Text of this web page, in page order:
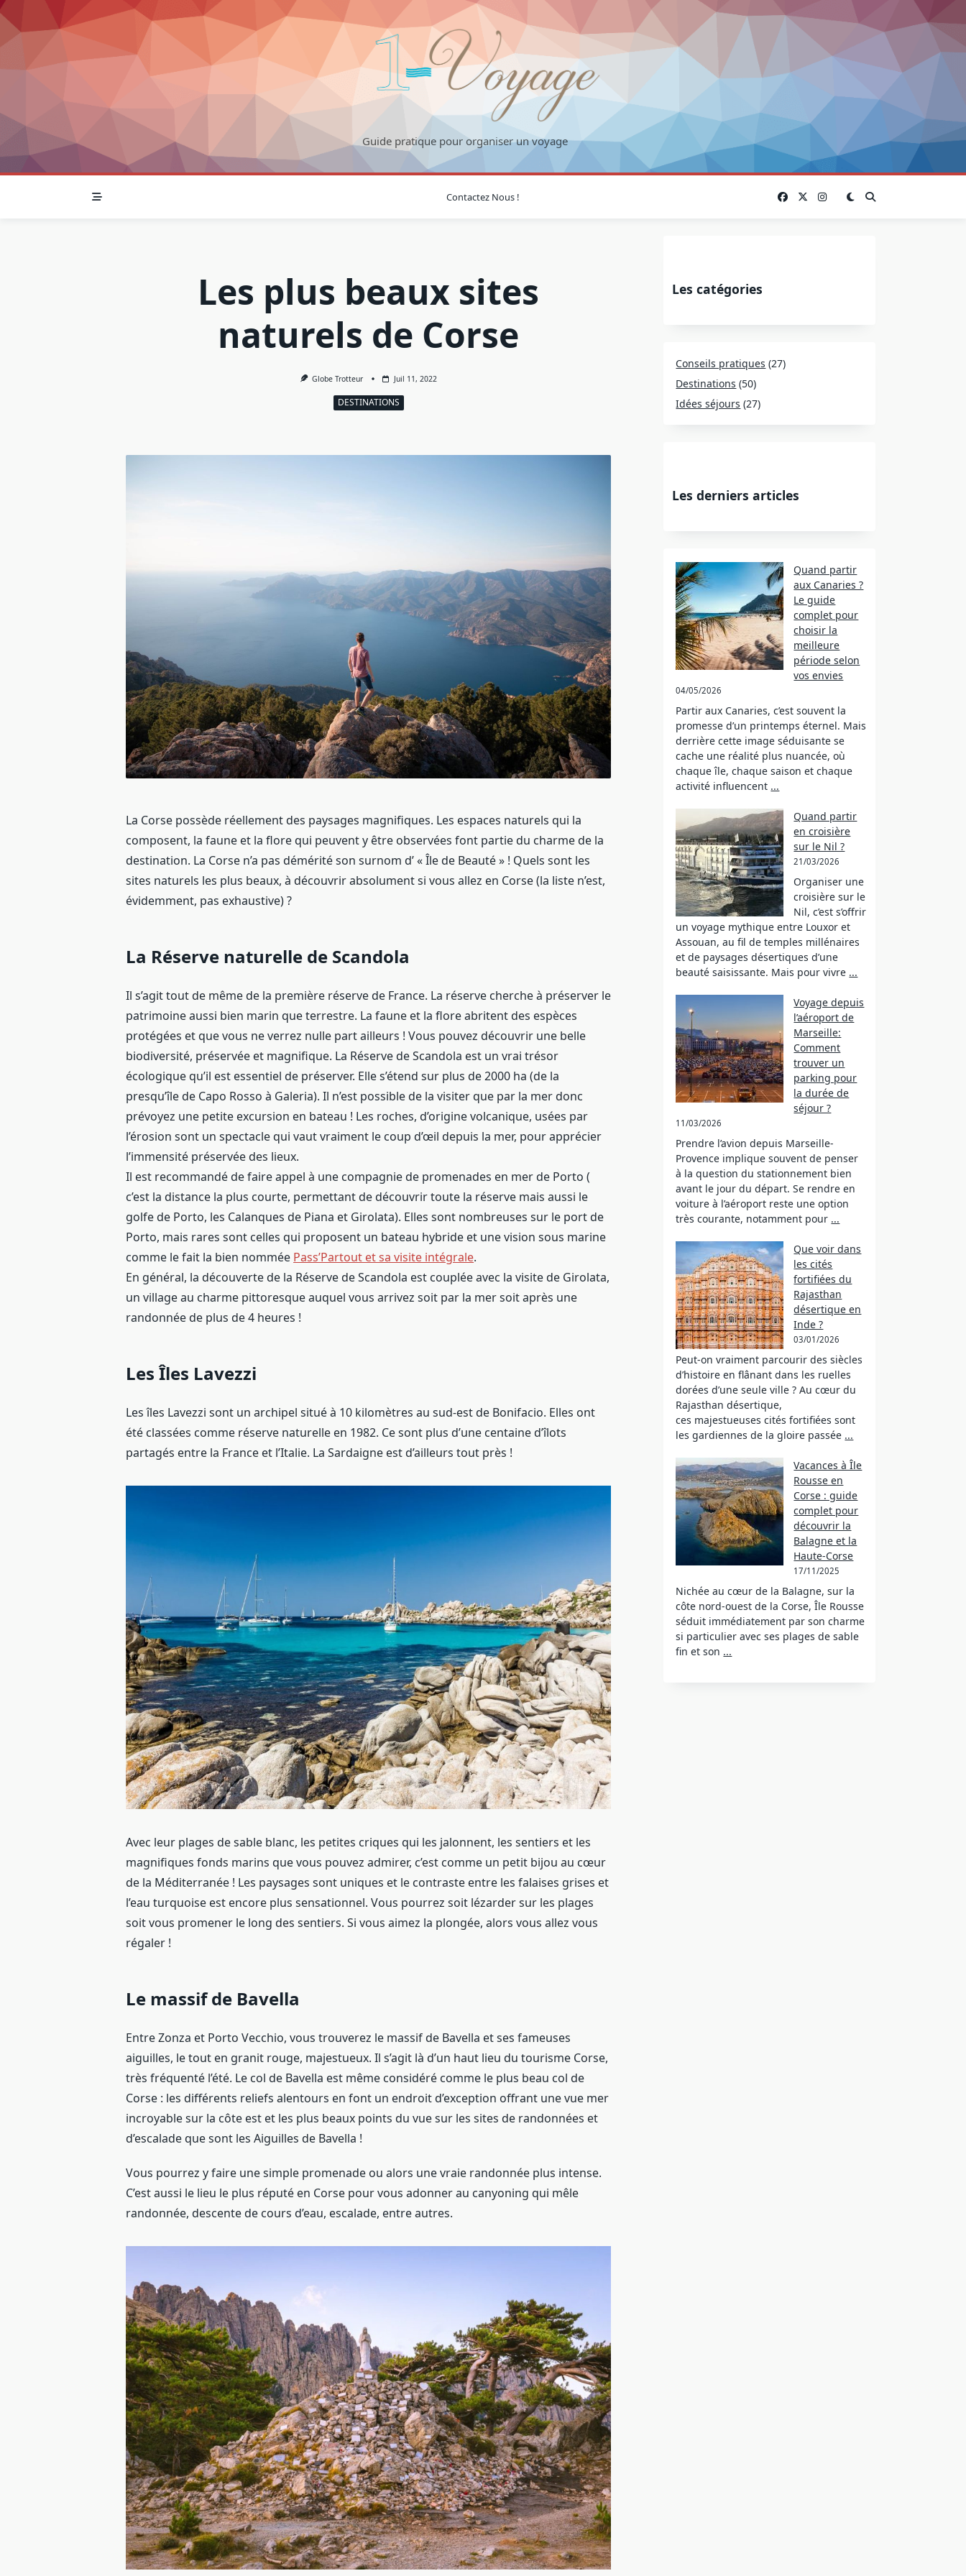
Skip
to
content
Guide pratique pour organiser un voyage
Contactez Nous !
Les plus beaux sites
naturels de Corse
Globe Trotteur Juil 11, 2022
DESTINATIONS
La Corse possède réellement des paysages magnifiques. Les espaces naturels qui la
composent, la faune et la flore qui peuvent y être observées font partie du charme de la
destination. La Corse n’a pas démérité son surnom d’ « Île de Beauté » ! Quels sont les
sites naturels les plus beaux, à découvrir absolument si vous allez en Corse (la liste n’est,
évidemment, pas exhaustive) ?
La Réserve naturelle de Scandola
Il s’agit tout de même de la première réserve de France. La réserve cherche à préserver le
patrimoine aussi bien marin que terrestre. La faune et la flore abritent des espèces
protégées et que vous ne verrez nulle part ailleurs ! Vous pouvez découvrir une belle
biodiversité, préservée et magnifique. La Réserve de Scandola est un vrai trésor
écologique qu’il est essentiel de préserver. Elle s’étend sur plus de 2000 ha (de la
presqu’île de Capo Rosso à Galeria). Il n’est possible de la visiter que par la mer donc
prévoyez une petite excursion en bateau ! Les roches, d’origine volcanique, usées par
l’érosion sont un spectacle qui vaut vraiment le coup d’œil depuis la mer, pour apprécier
l’immensité préservée des lieux.
Il est recommandé de faire appel à une compagnie de promenades en mer de Porto (
c’est la distance la plus courte, permettant de découvrir toute la réserve mais aussi le
golfe de Porto, les Calanques de Piana et Girolata). Elles sont nombreuses sur le port de
Porto, mais rares sont celles qui proposent un bateau hybride et une vision sous marine
comme le fait la bien nommée Pass’Partout et sa visite intégrale.
En général, la découverte de la Réserve de Scandola est couplée avec la visite de Girolata,
un village au charme pittoresque auquel vous arrivez soit par la mer soit après une
randonnée de plus de 4 heures !
Les Îles Lavezzi
Les îles Lavezzi sont un archipel situé à 10 kilomètres au sud-est de Bonifacio. Elles ont
été classées comme réserve naturelle en 1982. Ce sont plus d’une centaine d’îlots
partagés entre la France et l’Italie. La Sardaigne est d’ailleurs tout près !
Avec leur plages de sable blanc, les petites criques qui les jalonnent, les sentiers et les
magnifiques fonds marins que vous pouvez admirer, c’est comme un petit bijou au cœur
de la Méditerranée ! Les paysages sont uniques et le contraste entre les falaises grises et
l’eau turquoise est encore plus sensationnel. Vous pourrez soit lézarder sur les plages
soit vous promener le long des sentiers. Si vous aimez la plongée, alors vous allez vous
régaler !
Le massif de Bavella
Entre Zonza et Porto Vecchio, vous trouverez le massif de Bavella et ses fameuses
aiguilles, le tout en granit rouge, majestueux. Il s’agit là d’un haut lieu du tourisme Corse,
très fréquenté l’été. Le col de Bavella est même considéré comme le plus beau col de
Corse : les différents reliefs alentours en font un endroit d’exception offrant une vue mer
incroyable sur la côte est et les plus beaux points du vue sur les sites de randonnées et
d’escalade que sont les Aiguilles de Bavella !
Vous pourrez y faire une simple promenade ou alors une vraie randonnée plus intense.
C’est aussi le lieu le plus réputé en Corse pour vous adonner au canyoning qui mêle
randonnée, descente de cours d’eau, escalade, entre autres.
Les catégories
Conseils pratiques (27)
Destinations (50)
Idées séjours (27)
Les derniers articles
Quand partir
aux Canaries ?
Le guide
complet pour
choisir la
meilleure
période selon
vos envies
04/05/2026
Partir aux Canaries, c’est souvent la
promesse d’un printemps éternel. Mais
derrière cette image séduisante se
cache une réalité plus nuancée, où
chaque île, chaque saison et chaque
activité influencent ...
Quand partir
en croisière
sur le Nil ?
21/03/2026
Organiser une
croisière sur le
Nil, c’est s’offrir
un voyage mythique entre Louxor et
Assouan, au fil de temples millénaires
et de paysages désertiques d’une
beauté saisissante. Mais pour vivre ...
Voyage depuis
l’aéroport de
Marseille:
Comment
trouver un
parking pour
la durée de
séjour ?
11/03/2026
Prendre l’avion depuis Marseille-
Provence implique souvent de penser
à la question du stationnement bien
avant le jour du départ. Se rendre en
voiture à l’aéroport reste une option
très courante, notamment pour ...
Que voir dans
les cités
fortifiées du
Rajasthan
désertique en
Inde ?
03/01/2026
Peut-on vraiment parcourir des siècles
d’histoire en flânant dans les ruelles
dorées d’une seule ville ? Au cœur du
Rajasthan désertique,
ces majestueuses cités fortifiées sont
les gardiennes de la gloire passée ...
Vacances à Île
Rousse en
Corse : guide
complet pour
découvrir la
Balagne et la
Haute-Corse
17/11/2025
Nichée au cœur de la Balagne, sur la
côte nord-ouest de la Corse, Île Rousse
séduit immédiatement par son charme
si particulier avec ses plages de sable
fin et son ...